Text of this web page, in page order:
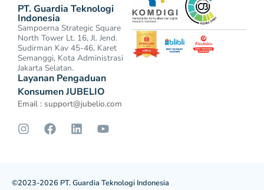
PT. Guardia Teknologi
Indonesia
Sampoerna Strategic Square
North Tower Lt. 16, Jl. Jend.
Sudirman Kav 45-46, Karet
Semanggi, Kota Administrasi
Jakarta Selatan.
Layanan Pengaduan
Konsumen JUBELIO
Email : support@jubelio.com
©2023-2026 PT. Guardia Teknologi Indonesia